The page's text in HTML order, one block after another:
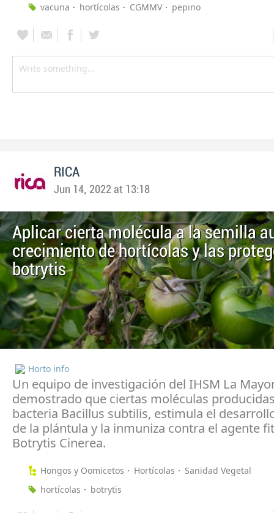
vacuna
hortícolas CGMMV pepino
RICA
Jun 14, 2022 at 13:18
Aplicar cierta molécula a la semilla
crecimiento de hortícolas y las
botrytis
Horto info
Un equipo de investigación del IHSM La
demostrado que ciertas moléculas
bacteria Bacillus subtilis, estimula el
de la plántula y la inmuniza contra el agente
Botrytis Cinerea.
Hongos y Oomicetos Hortícolas
Sanidad Vegetal
hortícolas
botrytis